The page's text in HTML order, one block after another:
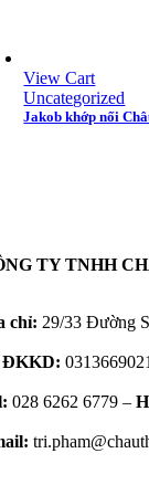
View Cart
Uncategorized
Jakob khớp nối
TY TNHH
chỉ: 29/33 Đường
ĐKKD:
028 6262 6779 –